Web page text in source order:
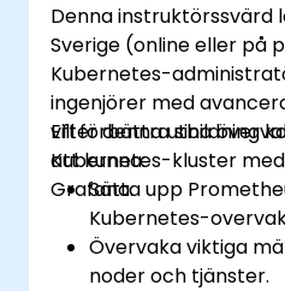
Denna instruktörssvärd
Sverige (online eller på
Kubernetes-
ingenjörer med
vill förbättra sina
Kubernetes-kluster
Grafana.
Efter denna utbildning
att kunna:
Sätta upp
Kubernetes-
Övervaka viktiga
noder och tjänster.